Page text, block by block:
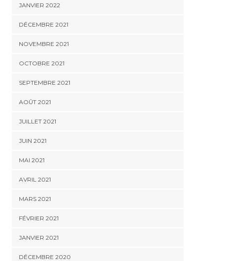
JANVIER 2022
DÉCEMBRE 2021
NOVEMBRE 2021
OCTOBRE 2021
SEPTEMBRE 2021
AOÛT 2021
JUILLET 2021
JUIN 2021
MAI 2021
AVRIL 2021
MARS 2021
FÉVRIER 2021
JANVIER 2021
DÉCEMBRE 2020